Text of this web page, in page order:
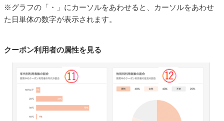
※グラフの「・」にカーソルをあわせると、カーソルをあわせ
た日単体の数字が表示されます。
クーポン利用者の属性を見る